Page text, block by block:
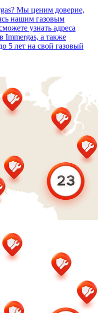
Мы ценим доверие,
нашим газовым
узнать адреса
Immergas, а также
5 лет на свой газовый